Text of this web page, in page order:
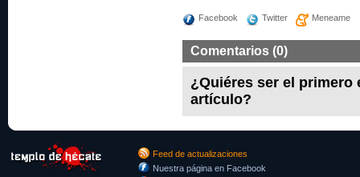
Facebook Twitter Meneame
Comentarios (0)
¿Quiéres ser el primero
artículo?
Feed de actualizaciones
Nuestra página en Facebook